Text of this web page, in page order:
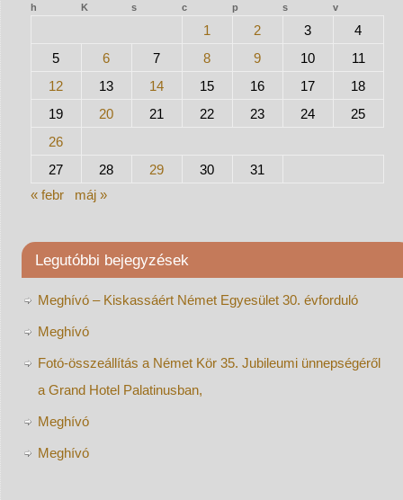
h K s c p s v
1 2 3
4
5
6 7 8 9 10
11
12
13 14 15 16 17
18
19
20 21 22 23 24
25
26
27
28 29 30
31
« febr
máj »
Legutóbbi bejegyzések
Meghívó – Kiskassáért Német Egyesület 30. évforduló
Meghívó
Fotó-összeállítás a Német Kör 35. Jubileumi ünnepségéről
a Grand Hotel Palatinusban,
Meghívó
Meghívó